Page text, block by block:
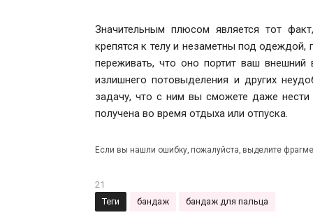
Значительным плюсом является тот
крепятся к телу и незаметны под
переживать, что оно портит ваш
излишнего потовыделения и других
задачу, что с ним вы сможете даже
получена во время отдыха или отпуска.
Если вы нашли ошибку, пожалуйста, выделите
21
Теги
бандаж бандаж для пальца